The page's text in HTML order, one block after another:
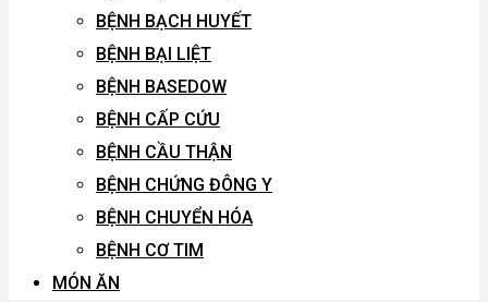
BỆNH BẠCH HUYẾT
BỆNH BẠI LIỆT
BỆNH BASEDOW
BỆNH CẤP CỨU
BỆNH CẦU THẬN
BỆNH CHỨNG ĐÔNG Y
BỆNH CHUYỂN HÓA
BỆNH CƠ TIM
MÓN ĂN